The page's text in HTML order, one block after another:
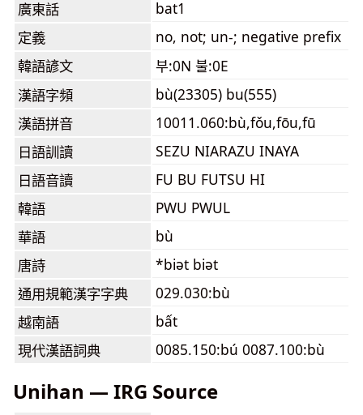
廣東話
bat1
定義
no, not; un-; negative prefix
韓語諺文
부:0N 불:0E
漢語字頻
bù(23305) bu(555)
漢語拼音
10011.060:bù,fǒu,fōu,fū
日語訓讀
SEZU NIARAZU INAYA
日語音讀
FU BU FUTSU HI
韓語
PWU PWUL
華語
bù
唐詩
*biət biət
通用規範漢字字典
029.030:bù
越南語
bất
現代漢語詞典
0085.150:bú 0087.100:bù
Unihan — IRG Source